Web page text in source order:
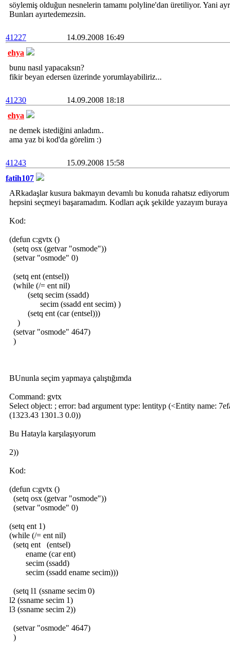
söylemiş olduğun nesnelerin tamamı polyline'dan üretiliyor. Yani
Bunları ayırtedemezsin.
41227
14.09.2008 16:49
ehya
bunu nasıl yapacaksın?
fikir beyan edersen üzerinde yorumlayabiliriz...
41230
14.09.2008 18:18
ehya
ne demek istediğini anladım..
ama yaz bi kod'da görelim :)
41243
15.09.2008 15:58
fatih107
ARkadaşlar kusura bakmayın devamlı bu konuda rahatsız
hepsini seçmeyi başaramadım. Kodları açık şekilde yazayım buraya
Kod:
(defun c:gvtx ()
(setq osx (getvar "osmode"))
(setvar "osmode" 0)
(setq ent (entsel))
(while (/= ent nil)
(setq secim (ssadd)
secim (ssadd ent secim) )
(setq ent (car (entsel)))
)
(setvar "osmode" 4647)
)
BUnunla seçim yapmaya çalıştığımda
Command: gvtx
Select object: ; error: bad argument type: lentityp (<Entity name:
(1323.43 1301.3 0.0))
Bu Hatayla karşılaşıyorum
2))
Kod:
(defun c:gvtx ()
(setq osx (getvar "osmode"))
(setvar "osmode" 0)
(setq ent 1)
(while (/= ent nil)
(setq ent (entsel)
ename (car ent)
secim (ssadd)
secim (ssadd ename secim)))
(setq l1 (ssname secim 0)
l2 (ssname secim 1)
l3 (ssname secim 2))
(setvar "osmode" 4647)
)